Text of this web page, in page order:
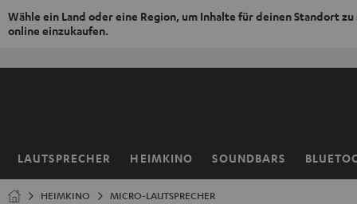
Wähle ein Land oder eine Region, um Inhalte für deinen Standort zu
online einzukaufen.
LAUTSPRECHER HEIMKINO SOUNDBARS
Startseite
HEIMKINO MICRO-LAUTSPRECHER